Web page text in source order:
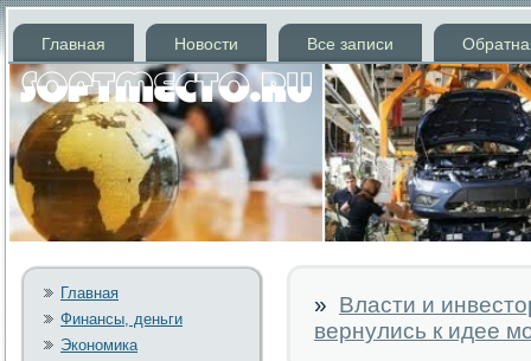
Главная Новости Все записи
Главная
Финансы, деньги
Экономика
» Власти и
вернулись к идее